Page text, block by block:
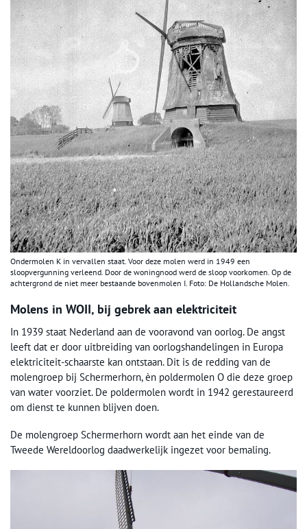
Ondermolen K in vervallen staat. Voor deze molen werd in 1949 een
sloopvergunning verleend. Door de woningnood werd de sloop voorkomen. Op de
achtergrond de niet meer bestaande bovenmolen I. Foto: De Hollandsche Molen.
Molens in WOII, bij gebrek aan elektriciteit
In 1939 staat Nederland aan de vooravond van oorlog. De angst
leeft dat er door uitbreiding van oorlogshandelingen in Europa
elektriciteit-schaarste kan ontstaan. Dit is de redding van de
molengroep bij Schermerhorn, èn poldermolen O die deze groep
van water voorziet. De poldermolen wordt in 1942 gerestaureerd
om dienst te kunnen blijven doen.
De molengroep Schermerhorn wordt aan het einde van de
Tweede Wereldoorlog daadwerkelijk ingezet voor bemaling.